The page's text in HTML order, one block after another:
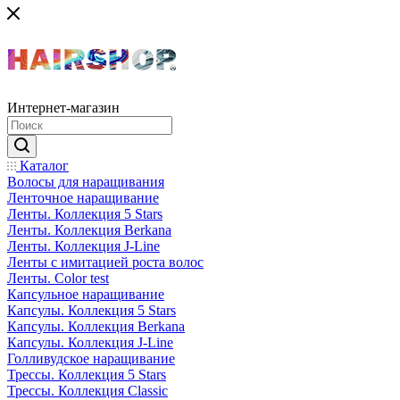
Интернет-магазин
Каталог
Волосы для наращивания
Ленточное наращивание
Ленты. Коллекция 5 Stars
Ленты. Коллекция Berkana
Ленты. Коллекция J-Line
Ленты с имитацией роста волос
Ленты. Color test
Капсульное наращивание
Капсулы. Коллекция 5 Stars
Капсулы. Коллекция Berkana
Капсулы. Коллекция J-Line
Голливудское наращивание
Трессы. Коллекция 5 Stars
Трессы. Коллекция Classic